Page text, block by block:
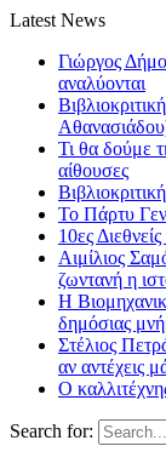
Latest News
Γιώργος
αναλύονται
Τι θα δούμε
αίθουσες
Το Πάρτυ
10ες
Αιμίλιος
ζωντανή η
Η
δημόσιας
Στέλιος
αν αντέχεις
Ο
Search for: